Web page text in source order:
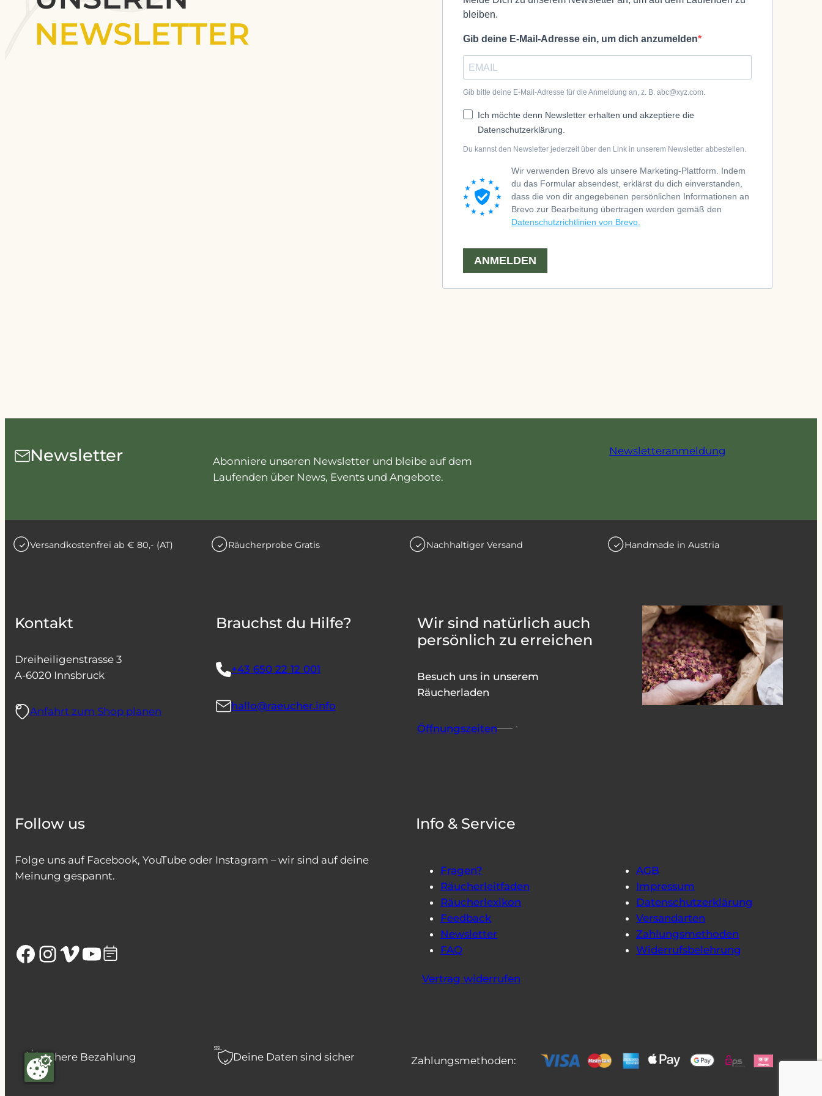
NEWSLETTER
bleiben.
Gib deine E-Mail-Adresse ein, um dich anzumelden
Gib bitte deine E-Mail-Adresse für die Anmeldung an, z. B. abc@xyz.com.
Ich möchte denn Newsletter erhalten und akzeptiere die
Datenschutzerklärung.
Du kannst den Newsletter jederzeit über den Link in unserem Newsletter abbestellen.
Wir verwenden Brevo als unsere Marketing-Plattform. Indem
du das Formular absendest, erklärst du dich einverstanden,
dass die von dir angegebenen persönlichen Informationen an
Brevo zur Bearbeitung übertragen werden gemäß den
Datenschutzrichtlinien von Brevo.
ANMELDEN
Newsletter
Abonniere unseren Newsletter und bleibe auf dem
Laufenden über News, Events und Angebote.
Newsletteranmeldung
Versandkostenfrei ab € 80,- (AT) Räucherprobe Gratis Nachhaltiger Versand Handmade in Austria
Kontakt
Dreiheiligenstrasse 3
A-6020 Innsbruck
Anfahrt zum Shop planen
Brauchst du Hilfe?
+43 650 22 12 001
hallo@raeucher.info
Wir sind natürlich auch
persönlich zu erreichen
Besuch uns in unserem
Räucherladen
Öffnungszeiten
Follow us
Folge uns auf Facebook, YouTube oder Instagram – wir sind auf deine
Meinung gespannt.
Info & Service
Fragen?
Räucherleitfaden
Räucherlexikon
Feedback
Newsletter
FAQ
AGB
Impressum
Datenschutzerklärung
Versandarten
Zahlungsmethoden
Widerrufsbelehrung
Vertrag widerrufen
Facebook
Instagram
Vimeo
YouTube
Sichere Bezahlung
SSL
Deine Daten sind sicher Zahlungsmethoden: